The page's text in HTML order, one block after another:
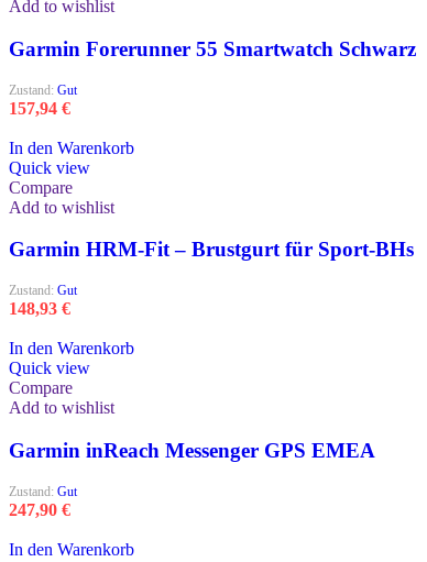
Add to wishlist
Garmin Forerunner 55 Smartwatch Schwarz
Zustand: Gut
157,94 €
In den Warenkorb
Quick view
Compare
Add to wishlist
Garmin HRM-Fit – Brustgurt für Sport-BHs
Zustand: Gut
148,93 €
In den Warenkorb
Quick view
Compare
Add to wishlist
Garmin inReach Messenger GPS EMEA
Zustand: Gut
247,90 €
In den Warenkorb